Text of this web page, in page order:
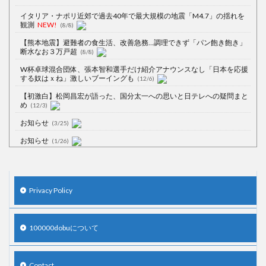
イタリア・ナポリ近郊で過去40年で最大規模の地震「M4.7」の揺れを
観測 NEW! (8/8)
【熊本地震】避難者の食生活、改善急務…調理できず「パン飽き飽き」
断水なお３万戸超 (8/8)
W杯卓球混合団体、張本智和選手だけ紹介アナウンスなし「日本を応援
する奴はｘね」激しいブーイングも
(12/6)
【初激白】松岡昌宏が語った、国分太一への思いと日テレへの疑問まと
め (12/3)
お知らせ (3/25)
お知らせ (1/26)
【中国】処理水の問題化狙うも不発？ASEAN関連会合で賛同広がらず
(7/13)
【韓国】54.1％「IAEA報告書を信用しない」
Privacy Policy
100000dobuについて